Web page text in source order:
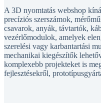
A 3D nyomtatás webshop
precíziós szerszámok,
csavarok, anyák, távtartók,
vezérlőmodulok, amelyek
szerelési vagy karbantartási
mechanikai kiegészítők
komplexebb projekteket is
fejlesztésekről,